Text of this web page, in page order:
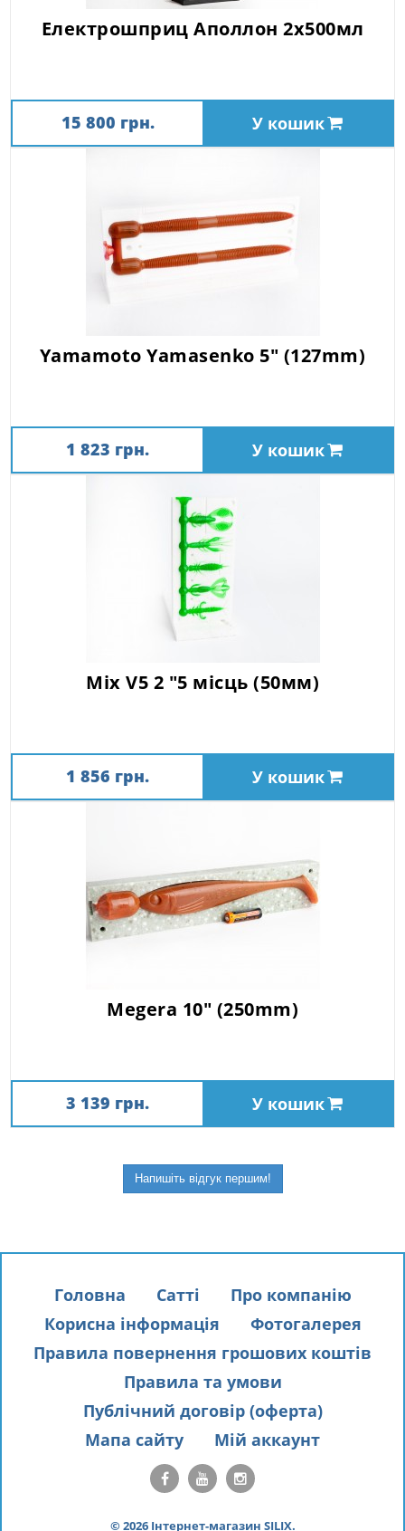
Електрошприц Аполлон 2х500мл
15 800 грн. У кошик
Yamamoto Yamasenko 5" (127mm)
1 823 грн. У кошик
Mix V5 2 "5 місць (50мм)
1 856 грн. У кошик
Megera 10" (250mm)
3 139 грн. У кошик
Напишіть відгук першим!
Головна Сатті
Про компанію
Корисна інформація
Фотогалерея
Правила повернення грошових коштів
Правила та умови
Публічний договір (оферта)
Мапа сайту
Мій аккаунт
© 2026 Інтернет-магазин SILIX.